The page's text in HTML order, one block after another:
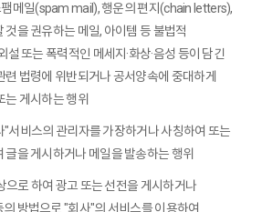
메일(spam mail), 행운의 편지(chain letters),
을 권유하는 메일, 아이템 등 불법적
설 또는 폭력적인 메세지·화상·음성 등이 담긴
련 법령에 위반되거나 공서양속에 중대하게
는 게시하는 행위
서비스의 관리자를 가장하거나 사칭하여 또는
글을 게시하거나 메일을 발송하는 행위
로 하여 광고 또는 선전을 게시하거나
방법으로 "회사"의 서비스를 이용하여